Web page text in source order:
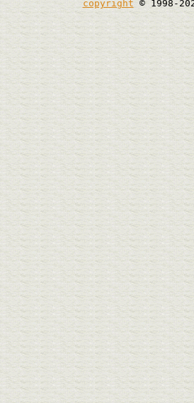
copyright © 1998-